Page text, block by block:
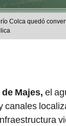
Colca quedó
Majes, el
canales